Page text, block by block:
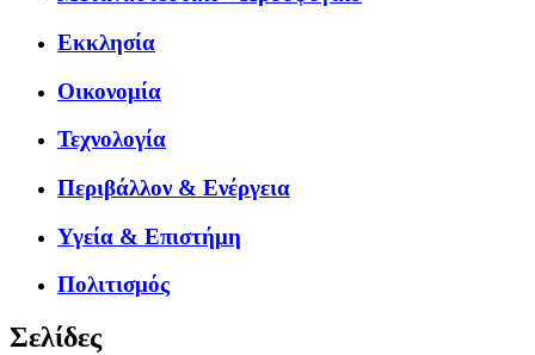
Εκκλησία
Οικονομία
Τεχνολογία
Περιβάλλον & Ενέργεια
Υγεία & Επιστήμη
Πολιτισμός
Σελίδες